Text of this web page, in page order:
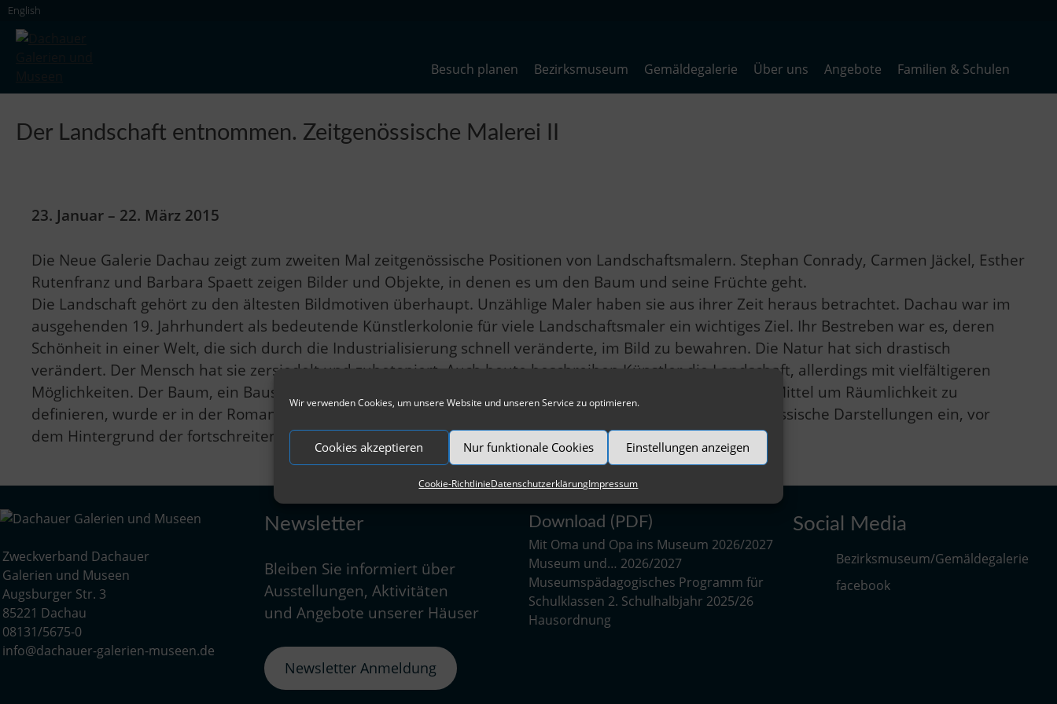
Wir verwenden Cookies, um unsere Website und unseren Service zu optimieren.
Cookies akzeptieren Nur funktionale Cookies Einstellungen anzeigen
Cookie-RichtlinieDatenschutzerklärungImpressum
Skip
content
English
Besuch planen Bezirksmuseum Gemäldegalerie Über uns Angebote Familien & Schulen
Der Landschaft entnommen. Zeitgenössische Malerei II
23. Januar – 22. März 2015
Die Neue Galerie Dachau zeigt zum zweiten Mal zeitgenössische Positionen von Landschaftsmalern. Stephan Conrady, Carmen Jäckel, Esther
Rutenfranz und Barbara Spaett zeigen Bilder und Objekte, in denen es um den Baum und seine Früchte geht.
Die Landschaft gehört zu den ältesten Bildmotiven überhaupt. Unzählige Maler haben sie aus ihrer Zeit heraus betrachtet. Dachau war im
ausgehenden 19. Jahrhundert als bedeutende Künstlerkolonie für viele Landschaftsmaler ein wichtiges Ziel. Ihr Bestreben war es, deren
Schönheit in einer Welt, die sich durch die Industrialisierung schnell veränderte, im Bild zu bewahren. Die Natur hat sich drastisch
verändert. Der Mensch hat sie zersiedelt und zubetoniert. Auch heute beschreiben Künstler die Landschaft, allerdings mit vielfältigeren
Möglichkeiten. Der Baum, ein Baustein der Natur, existiert weiterhin. Zunächst als Lebensbaum oder als Mittel um Räumlichkeit zu
definieren, wurde er in der Romantik zum eigenständigen Symbol. Diese Vorstellungen fließen in zeitgenössische Darstellungen ein, vor
dem Hintergrund der fortschreitenden Zerstörung der Umwelt und des menschlichen Lebensraums.
Zweckverband Dachauer
Galerien und Museen
Augsburger Str. 3
85221 Dachau
08131/5675-0
info@dachauer-galerien-museen.de
Newsletter
Bleiben Sie informiert über
Ausstellungen, Aktivitäten
und Angebote unserer Häuser
Newsletter Anmeldung
Download (PDF)
Mit Oma und Opa ins Museum 2026/2027
Museum und… 2026/2027
Museumspädagogisches Programm für
Schulklassen 2. Schulhalbjahr 2025/26
Hausordnung
Social Media
Bezirksmuseum/Gemäldegalerie
facebook